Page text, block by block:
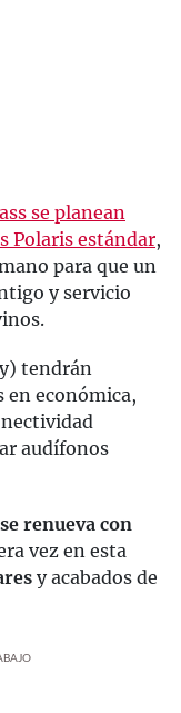
se planean
Polaris estándar,
para que un
y servicio
tendrán
en económica,
audífonos
se renueva con
vez en esta
y acabados de